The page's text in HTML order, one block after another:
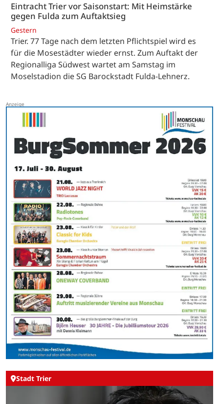
Eintracht Trier vor Saisonstart: Mit Heimstärke
gegen Fulda zum Auftaktsieg
Gestern
Trier. 77 Tage nach dem letzten Pflichtspiel wird es
für die Mosestädter wieder ernst. Zum Auftakt der
Regionalliga Südwest wartet am Samstag im
Moselstadion die SG Barockstadt Fulda-Lehnerz.
Stadt Trier